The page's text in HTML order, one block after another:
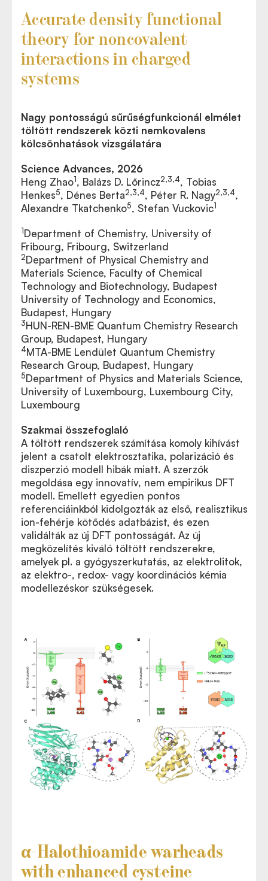
Accurate density functional
theory for noncovalent
interactions in charged
systems
Nagy pontosságú sűrűségfunkcionál elmélet
töltött rendszerek közti nemkovalens
kölcsönhatások vizsgálatára
Science Advances, 2026
Heng Zhao1, Balázs D. Lőrincz2,3,4, Tobias
Henkes5, Dénes Berta2,3,4, Péter R. Nagy2,3,4,
Alexandre Tkatchenko5, Stefan Vuckovic1
1Department of Chemistry, University of
Fribourg, Fribourg, Switzerland
2Department of Physical Chemistry and
Materials Science, Faculty of Chemical
Technology and Biotechnology, Budapest
University of Technology and Economics,
Budapest, Hungary
3HUN-REN-BME Quantum Chemistry Research
Group, Budapest, Hungary
4MTA-BME Lendület Quantum Chemistry
Research Group, Budapest, Hungary
5Department of Physics and Materials Science,
University of Luxembourg, Luxembourg City,
Luxembourg
Szakmai összefoglaló
A töltött rendszerek számítása komoly kihívást
jelent a csatolt elektrosztatika, polarizáció és
diszperzió modell hibák miatt. A szerzők
megoldása egy innovatív, nem empirikus DFT
modell. Emellett egyedien pontos
referenciáinkból kidolgozták az első, realisztikus
ion-fehérje kötődés adatbázist, és ezen
validálták az új DFT pontosságát. Az új
megközelítés kiváló töltött rendszerekre,
amelyek pl. a gyógyszerkutatás, az elektrolitok,
az elektro-, redox- vagy koordinációs kémia
modellezéskor szükségesek.
α-Halothioamide warheads
with enhanced cysteine